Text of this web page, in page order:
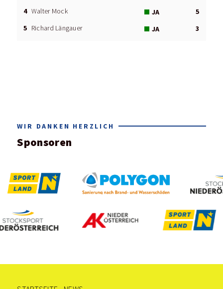
4 Walter Mock JA
5
5 Richard Längauer JA 3
WIR DANKEN HERZLICH
Sponsoren